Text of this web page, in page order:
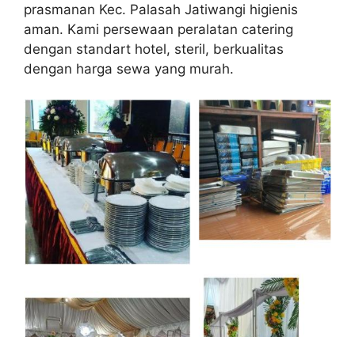
prasmanan Kec. Palasah Jatiwangi higienis
aman. Kami persewaan peralatan catering
dengan standart hotel, steril, berkualitas
dengan harga sewa yang murah.